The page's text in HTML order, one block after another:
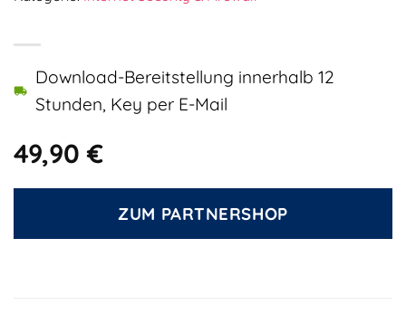
49,90€
Download-Bereitstellung innerhalb 12
Stunden, Key per E-Mail
ZUM PARTNERSHOP